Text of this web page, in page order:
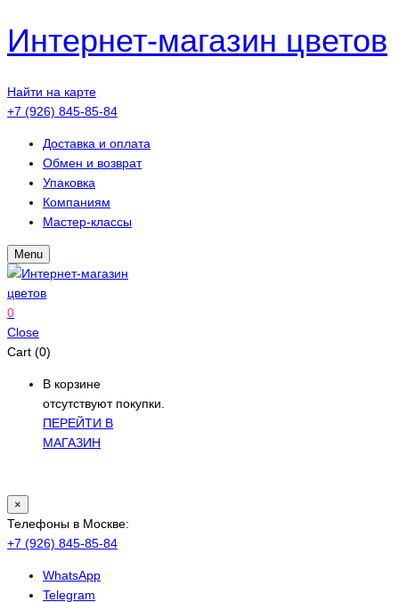
Интернет-магазин цветов
Найти на карте
+7 (926) 845-85-84
Доставка и оплата
Обмен и возврат
Упаковка
Компаниям
Мастер-классы
Menu
0
Close
Cart (0)
В корзине
отсутствуют покупки.
ПЕРЕЙТИ В
МАГАЗИН
×
Телефоны в Москве:
+7 (926) 845-85-84
WhatsApp
Telegram